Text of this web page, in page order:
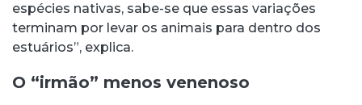
espécies nativas, sabe-se que essas variações
terminam por levar os animais para dentro dos
estuários”, explica.
O “irmão” menos venenoso